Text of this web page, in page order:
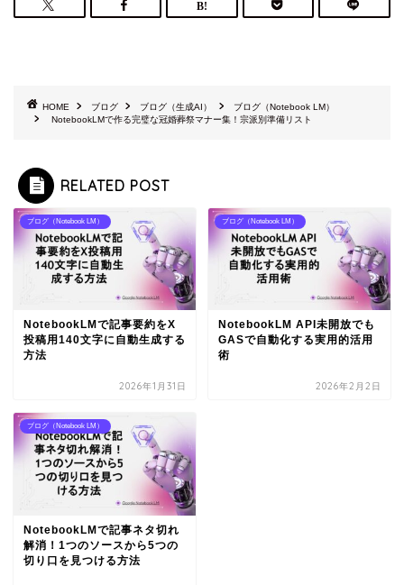
HOME ブログ ブログ（生成AI）
ブログ（Notebook LM）
NotebookLMで作る完璧な冠婚葬祭マナー集！宗派別準備リスト
RELATED POST
ブログ（Notebook LM）
NotebookLMで記事要約をX
投稿用140文字に自動生成する
方法
2026年1月31日
ブログ（Notebook LM）
NotebookLM API未開放でも
GASで自動化する実用的活用
術
2026年2月2日
ブログ（Notebook LM）
NotebookLMで記事ネタ切れ
解消！1つのソースから5つの
切り口を見つける方法